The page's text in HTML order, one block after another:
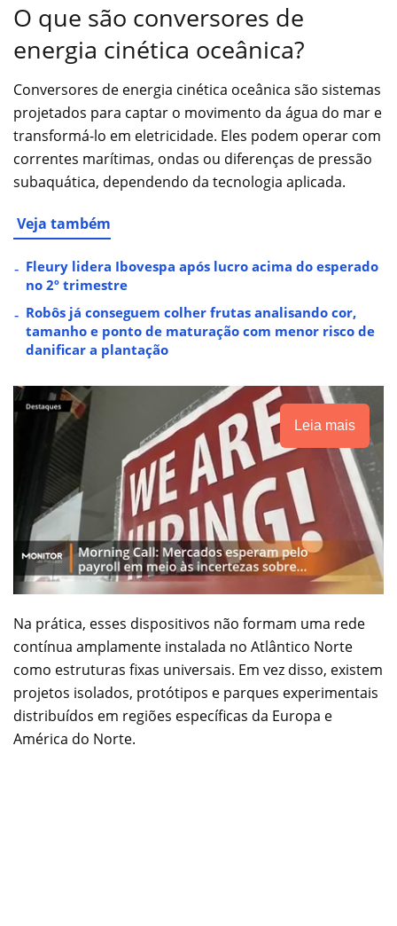
O que são conversores de
energia cinética oceânica?
Conversores de energia cinética oceânica são sistemas
projetados para captar o movimento da água do mar e
transformá-lo em eletricidade. Eles podem operar com
correntes marítimas, ondas ou diferenças de pressão
subaquática, dependendo da tecnologia aplicada.
Veja também
Fleury lidera Ibovespa após lucro acima do esperado
no 2º trimestre
Robôs já conseguem colher frutas analisando cor,
tamanho e ponto de maturação com menor risco de
danificar a plantação
Leia mais
Na prática, esses dispositivos não formam uma rede
contínua amplamente instalada no Atlântico Norte
como estruturas fixas universais. Em vez disso, existem
projetos isolados, protótipos e parques experimentais
distribuídos em regiões específicas da Europa e
América do Norte.